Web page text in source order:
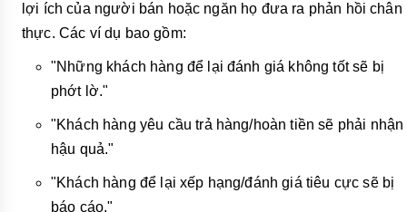
lợi ích của người bán hoặc ngăn họ đưa ra phản hồi chân
thực. Các ví dụ bao gồm:
"Những khách hàng để lại đánh giá không tốt sẽ bị
phớt lờ."
"Khách hàng yêu cầu trả hàng/hoàn tiền sẽ phải nhận
hậu quả."
"Khách hàng để lại xếp hạng/đánh giá tiêu cực sẽ bị
báo cáo."